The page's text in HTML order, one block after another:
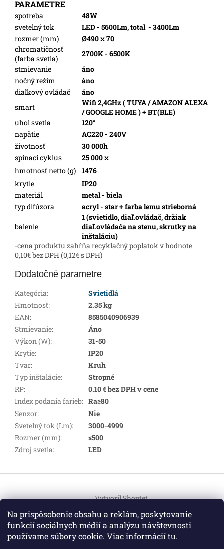
Na prispôsobenie obsahu a reklám, poskytovanie
funkcií sociálnych médií a analýzu návštevnosti
používame súbory cookie. Viac informáciítu.
PARAMETRE
spotreba
48W
svetelný tok
LED - 5600Lm, total - 3400Lm
rozmer (mm)
Ø490 x 70
chromatičnosť
(farba svetla)
2700K - 6500K
stmievanie
áno
nočný režim
áno
diaľkový ovládač
áno
smart
Wifi 2,4GHz ( TUYA / AMAZON ALEXA
/ GOOGLE HOME ) + BT(BLE)
uhol svetla
120°
napätie
AC220 - 240V
životnosť
30 000h
spínací cyklus
25 000 x
hmotnosť netto (g)
1476
krytie
IP20
materiál
metal - biela
typ difúzora
acryl - star + farba lemu strieborná
balenie
1 (svietidlo, diaľ.ovládač, držiak
diaľ.ovládača na stenu, skrutky na
inštaláciu)
-cena produktu zahŕňa recyklačný poplatok v hodnote
0,10€ bez DPH (0,12€ s DPH)
Dodatočné parametre
Kategória:
Svietidlá
Hmotnosť:
2.35 kg
EAN:
8585040906939
Stmievanie:
Áno
Výkon (W):
31-50
Krytie:
IP20
Tvar:
Kruh
Typ inštalácie:
Stropné
RP:
0.10 € bez DPH v cene
Index podania farieb: Ra≥80
Senzor:
Nie
Svetelný tok (Lm):
3000-4999
Rozmer (mm):
≤500
Zdroj svetla: LED
p
Vytvoril Shoptet
Copyright 2026HEMI Elektro. Všetky práva vyhradené.
Upraviť nastavenie cookies